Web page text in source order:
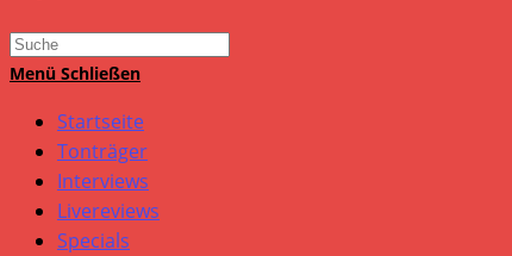
Search
this
Menü Schließen
Startseite
Tonträger
Interviews
Livereviews
Specials